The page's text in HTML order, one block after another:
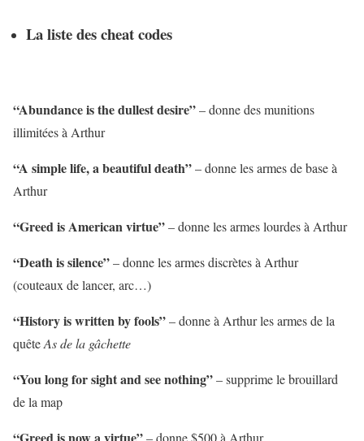
La liste des cheat codes
“Abundance is the dullest desire”– donne des munitions
illimitées à Arthur
“A simple life, a beautiful death”– donne les armes de base à
Arthur
“Greed is American virtue”– donne les armes lourdes à Arthur
“Death is silence”– donne les armes discrètes à Arthur
(couteaux de lancer, arc…)
“History is written by fools”– donne à Arthur les armes de la
quêteAs de la gâchette
“You long for sight and see nothing”– supprime le brouillard
de la map
“Greed is now a virtue”– donne $500 à Arthur